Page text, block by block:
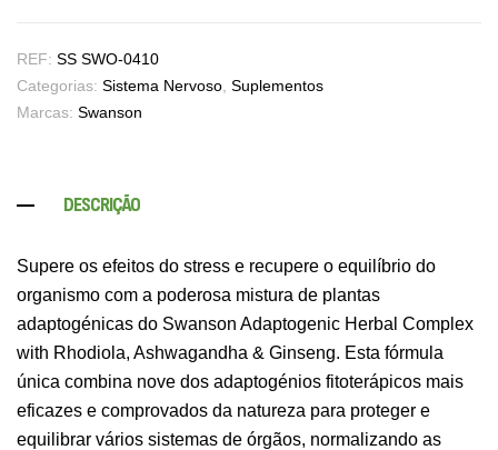
REF: SS SWO-0410
Categorias: Sistema Nervoso Suplementos
Marcas: Swanson
DESCRIÇÃO
Supere os efeitos do stress e recupere o equilíbrio do
organismo com a poderosa mistura de plantas
adaptogénicas do Swanson Adaptogenic Herbal Complex
with Rhodiola, Ashwagandha & Ginseng. Esta fórmula
única combina nove dos adaptogénios fitoterápicos mais
eficazes e comprovados da natureza para proteger e
equilibrar vários sistemas de órgãos, normalizando as